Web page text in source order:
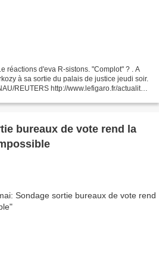
réactions d'eva R-sistons. "Complot" ? . A
à sa sortie du palais de justice jeudi soir.
REUTERS http://www.lefigaro.fr/actualite-
bureaux de vote rend la